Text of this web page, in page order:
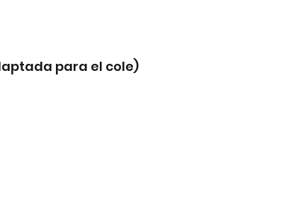
para el cole)